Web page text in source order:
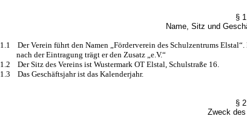
§ 1
Name, Sitz und
1.1 Der Verein führt den Namen „Förderverein des Schulzentrums
nach der Eintragung trägt er den Zusatz „e.V.“
1.2 Der Sitz des Vereins ist Wustermark OT Elstal, Schulstraße 16.
1.3 Das Geschäftsjahr ist das Kalenderjahr.
§ 2
Zweck des